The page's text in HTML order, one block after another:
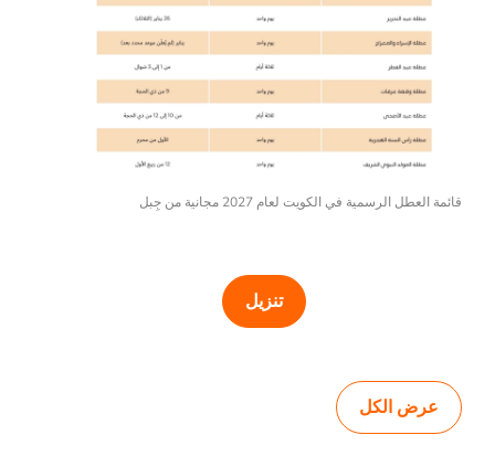
قائمة العطل الرسمية في الكويت لعام 2027 مجانية من جِبل
تنزيل
عرض الكل